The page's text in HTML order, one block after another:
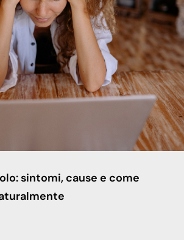
sintomi, cause e come